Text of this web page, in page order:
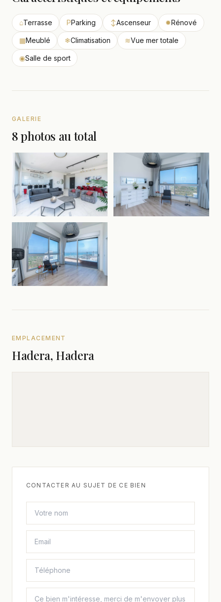
⌂Terrasse PParking ↕Ascenseur ✹Rénové
▦Meublé ❄Climatisation ≋Vue mer totale
◉Salle de sport
GALERIE
8 photos au total
EMPLACEMENT
Hadera, Hadera
CONTACTER AU SUJET DE CE BIEN